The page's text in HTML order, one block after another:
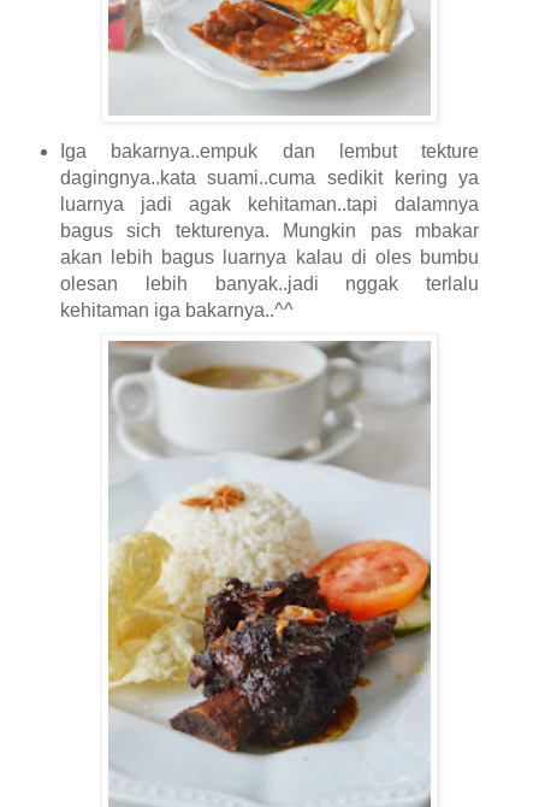
Iga bakarnya..empuk dan lembut tekture
dagingnya..kata suami..cuma sedikit kering ya
luarnya jadi agak kehitaman..tapi dalamnya
bagus sich tekturenya. Mungkin pas mbakar
akan lebih bagus luarnya kalau di oles bumbu
olesan lebih banyak..jadi nggak terlalu
kehitaman iga bakarnya..^^